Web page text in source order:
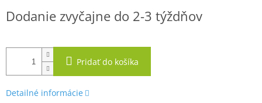
cena:
Dodanie zvyčajne do 2-3 týždňov
Pridať do košíka
Detailné informácie